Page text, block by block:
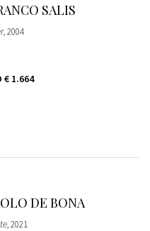
SALIS
, 2004
€ 1.664
DE BONA
, 2021